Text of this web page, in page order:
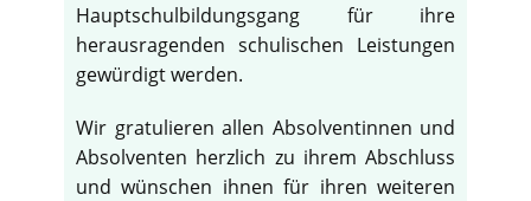
Hauptschulbildungsgang für ihre
herausragenden schulischen Leistungen
gewürdigt werden.
Wir gratulieren allen Absolventinnen und
Absolventen herzlich zu ihrem Abschluss
und wünschen ihnen für ihren weiteren